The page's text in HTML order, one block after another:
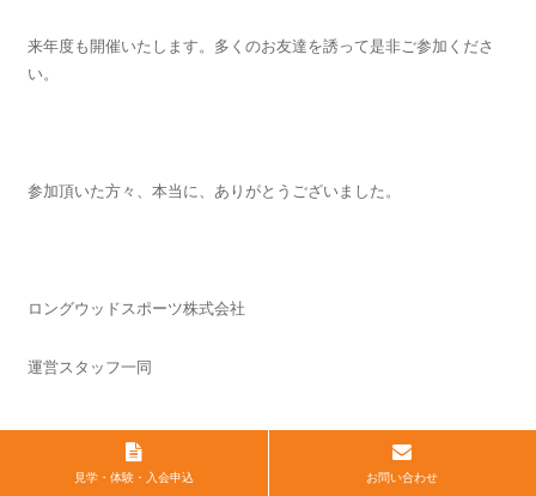
来年度も開催いたします。多くのお友達を誘って是非ご参加くださ
い。
参加頂いた方々、本当に、ありがとうございました。
ロングウッドスポーツ株式会社
運営スタッフ一同
見学・体験・入会申込 お問い合わせ